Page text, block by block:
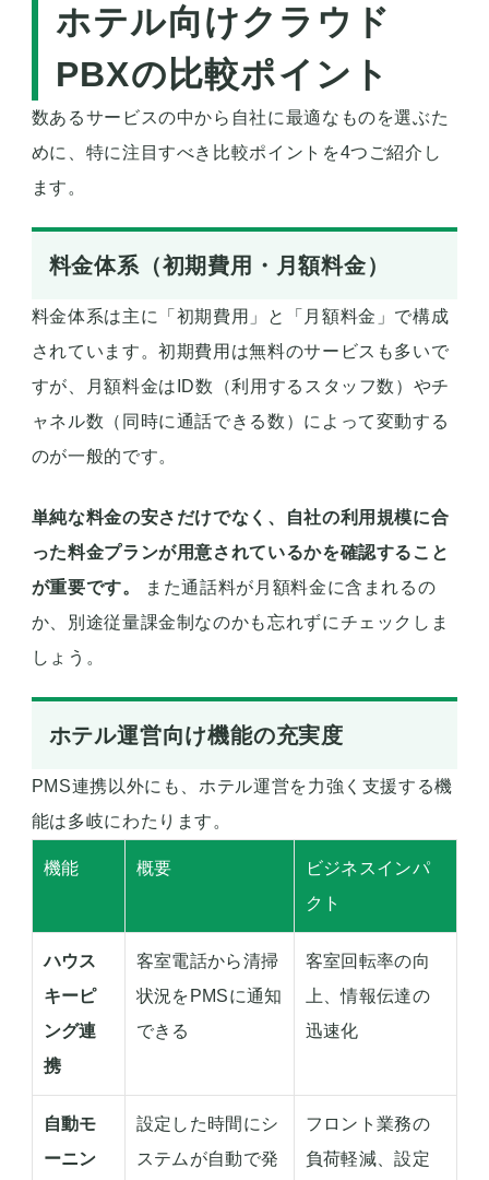
ホテル向けクラウド
PBXの比較ポイント
数あるサービスの中から自社に最適なものを選ぶた
めに、特に注目すべき比較ポイントを4つご紹介し
ます。
料金体系（初期費用・月額料金）
料金体系は主に「初期費用」と「月額料金」で構成
されています。初期費用は無料のサービスも多いで
すが、月額料金はID数（利用するスタッフ数）やチ
ャネル数（同時に通話できる数）によって変動する
のが一般的です。
単純な料金の安さだけでなく、自社の利用規模に合
った料金プランが用意されているかを確認すること
が重要です。
また通話料が月額料金に含まれるの
か、別途従量課金制なのかも忘れずにチェックしま
しょう。
ホテル運営向け機能の充実度
PMS連携以外にも、ホテル運営を力強く支援する機
能は多岐にわたります。
機能 概要
ビジネスインパ
クト
ハウス
キーピ
ング連
携
客室電話から清掃
状況をPMSに通知
できる
客室回転率の向
上、情報伝達の
迅速化
自動モ
ーニン
設定した時間にシ
ステムが自動で発
フロント業務の
負荷軽減、設定